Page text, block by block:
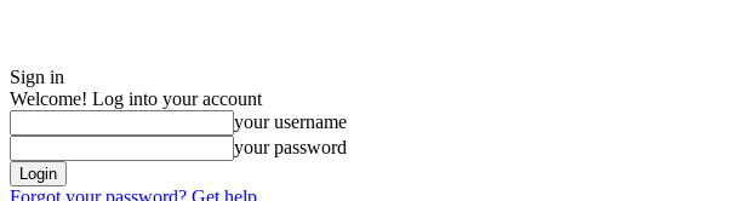
Sign in
Welcome! Log into your account
your username
your password
Forgot your password? Get help